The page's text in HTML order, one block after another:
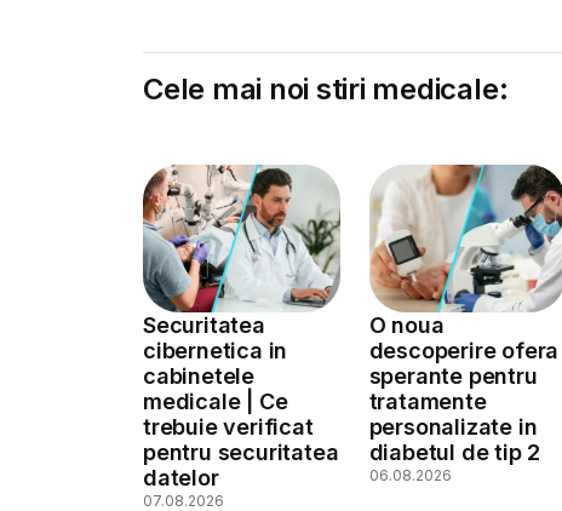
Cele mai noi stiri medicale:
Securitatea
cibernetica in
cabinetele
medicale | Ce
trebuie verificat
pentru securitatea
datelor
07.08.2026
O noua
descoperire ofera
sperante pentru
tratamente
personalizate in
diabetul de tip 2
06.08.2026